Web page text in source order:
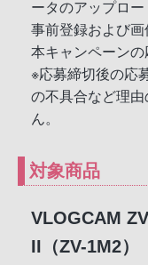
ータのアップロ
事前登録および画
本キャンペーンの
※応募締切後の応
の不具合など理
ん。
対象商品
VLOGCAM
II（ZV-1M2）